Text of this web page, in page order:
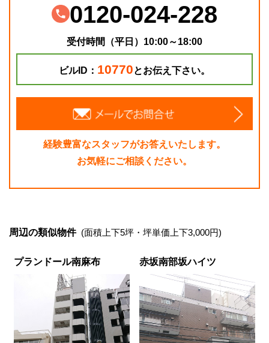
0120-024-228
受付時間（平日）10:00～18:00
ビルID： 10770とお伝え下さい。
経験豊富なスタッフがお答えいたします。
お気軽にご相談ください。
周辺の類似物件 (面積上下5坪・坪単価上下3,000円)